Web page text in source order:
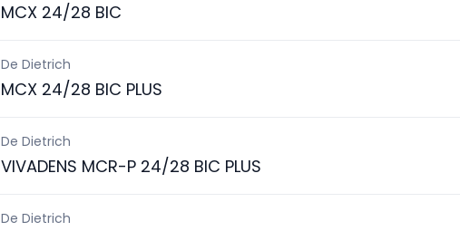
MCX 24/28 BIC
De Dietrich
MCX 24/28 BIC PLUS
De Dietrich
VIVADENS MCR-P 24/28 BIC PLUS
De Dietrich